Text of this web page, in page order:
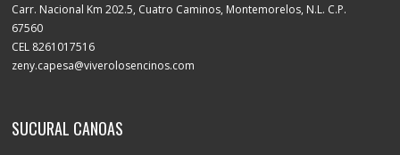
Carr. Nacional Km 202.5, Cuatro Caminos, Montemorelos, N.L. C.P.
67560
CEL 8261017516
zeny.capesa@viverolosencinos.com
SUCURAL CANOAS